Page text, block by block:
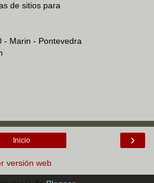
de sitios para
- Marin - Pontevedra
›
Inicio
versión web